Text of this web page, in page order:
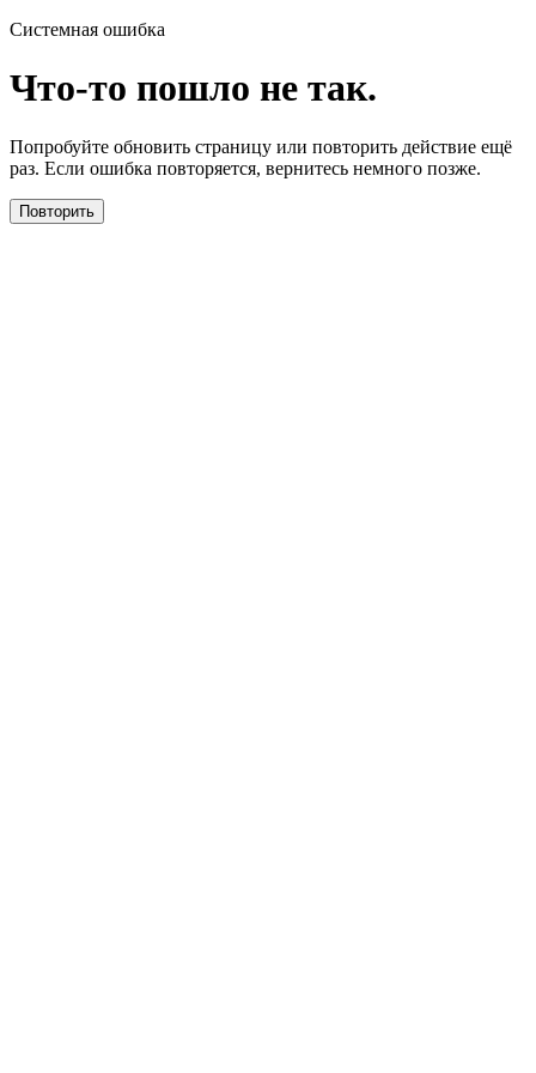
Системная ошибка
Что-то пошло не так.
Попробуйте обновить страницу или повторить действие ещё
раз. Если ошибка повторяется, вернитесь немного позже.
Повторить